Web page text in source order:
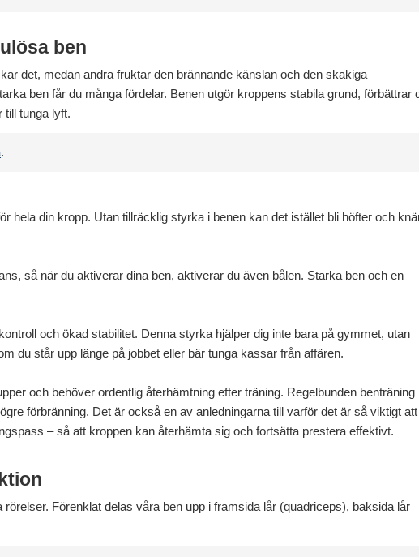
ben
det, medan andra fruktar den brännande känslan och den skakiga
ben får du många fördelar. Benen utgör kroppens stabila grund, förbättrar
till tunga lyft.
.
hela din kropp. Utan tillräcklig styrka i benen kan det istället bli höfter och
så när du aktiverar dina ben, aktiverar du även bålen. Starka ben och en
och ökad stabilitet. Denna styrka hjälper dig inte bara på gymmet, utan
du står upp länge på jobbet eller bär tunga kassar från affären.
och behöver ordentlig återhämtning efter träning. Regelbunden benträning
förbränning. Det är också en av anledningarna till varför det är så viktigt att
– så att kroppen kan återhämta sig och fortsätta prestera effektivt.
Förenklat delas våra ben upp i framsida lår (quadriceps), baksida lår